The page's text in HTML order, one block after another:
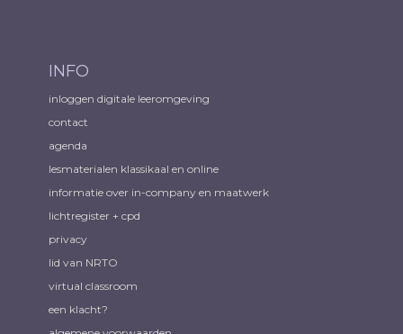
INFO
inloggen digitale leeromgeving
contact
agenda
lesmaterialen klassikaal en online
informatie over in-company en maatwerk
lichtregister + cpd
privacy
lid van NRTO
virtual classroom
een klacht?